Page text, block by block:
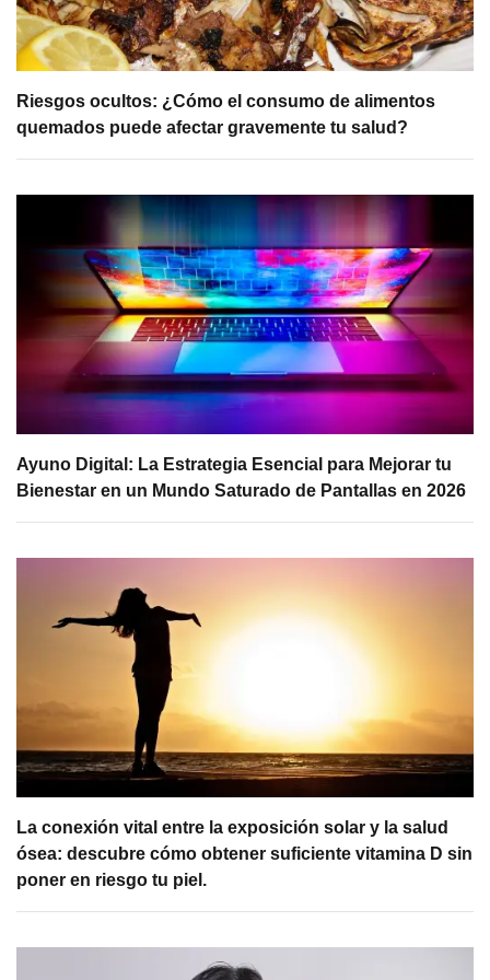
Riesgos ocultos: ¿Cómo el consumo de alimentos
quemados puede afectar gravemente tu salud?
Ayuno Digital: La Estrategia Esencial para Mejorar tu
Bienestar en un Mundo Saturado de Pantallas en 2026
La conexión vital entre la exposición solar y la salud
ósea: descubre cómo obtener suficiente vitamina D sin
poner en riesgo tu piel.